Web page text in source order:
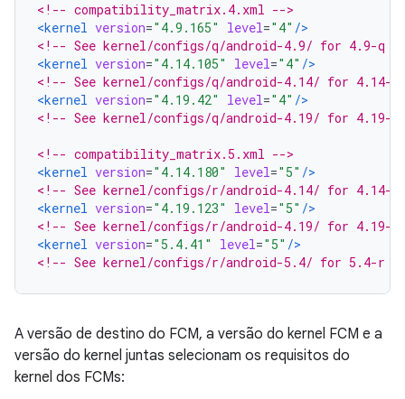
<!-- compatibility_matrix.4.xml -->
<kernel version="4.9.165" level="4" />
<!-- See kernel/configs/q/android-4.9/ for 4.9-q
<kernel version="4.14.105" level="4" />
<!-- See kernel/configs/q/android-4.14/ for 4.14-q
<kernel version="4.19.42" level="4" />
<!-- See kernel/configs/q/android-4.19/ for 4.19-q
<!-- compatibility_matrix.5.xml -->
<kernel version="4.14.180" level="5" />
<!-- See kernel/configs/r/android-4.14/ for 4.14-r
<kernel version="4.19.123" level="5" />
<!-- See kernel/configs/r/android-4.19/ for 4.19-r
<kernel version="5.4.41" level="5" />
<!-- See kernel/configs/r/android-5.4/ for 5.4-r
A versão de destino do FCM, a versão do kernel FCM e a
versão do kernel juntas selecionam os requisitos do
kernel dos FCMs: